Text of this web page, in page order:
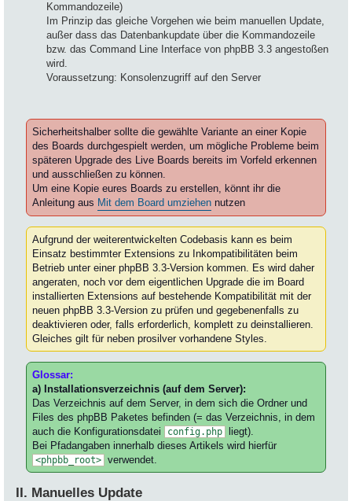
Kommandozeile)
Im Prinzip das gleiche Vorgehen wie beim manuellen Update,
außer dass das Datenbankupdate über die Kommandozeile
bzw. das Command Line Interface von phpBB 3.3 angestoßen
wird.
Voraussetzung: Konsolenzugriff auf den Server
Sicherheitshalber sollte die gewählte Variante an einer Kopie
des Boards durchgespielt werden, um mögliche Probleme beim
späteren Upgrade des Live Boards bereits im Vorfeld erkennen
und ausschließen zu können.
Um eine Kopie eures Boards zu erstellen, könnt ihr die
Anleitung aus Mit dem Board umziehennutzen
Aufgrund der weiterentwickelten Codebasis kann es beim
Einsatz bestimmter Extensions zu Inkompatibilitäten beim
Betrieb unter einer phpBB 3.3-Version kommen. Es wird daher
angeraten, noch vor dem eigentlichen Upgrade die im Board
installierten Extensions auf bestehende Kompatibilität mit der
neuen phpBB 3.3-Version zu prüfen und gegebenenfalls zu
deaktivieren oder, falls erforderlich, komplett zu deinstallieren.
Gleiches gilt für neben prosilver vorhandene Styles.
Glossar:
a) Installationsverzeichnis (auf dem Server):
Das Verzeichnis auf dem Server, in dem sich die Ordner und
Files des phpBB Paketes befinden (= das Verzeichnis, in dem
auch die Konfigurationsdatei
config.php
liegt).
Bei Pfadangaben innerhalb dieses Artikels wird hierfür
<phpbb_root> verwendet.
II. Manuelles Update